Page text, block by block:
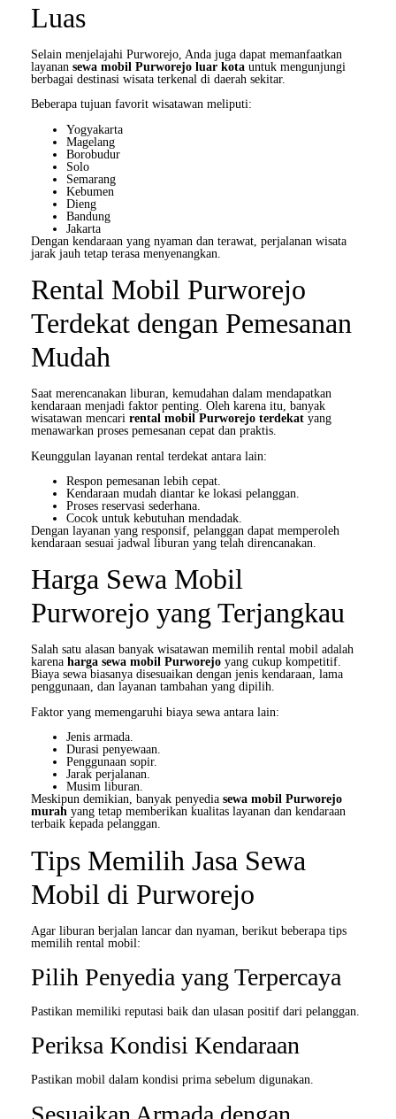
Luas
Selain menjelajahi Purworejo, Anda juga dapat memanfaatkan
layanan sewa mobil Purworejo luar kota untuk mengunjungi
berbagai destinasi wisata terkenal di daerah sekitar.
Beberapa tujuan favorit wisatawan meliputi:
Yogyakarta
Magelang
Borobudur
Solo
Semarang
Kebumen
Dieng
Bandung
Jakarta
Dengan kendaraan yang nyaman dan terawat, perjalanan wisata
jarak jauh tetap terasa menyenangkan.
Rental Mobil Purworejo
Terdekat dengan Pemesanan
Mudah
Saat merencanakan liburan, kemudahan dalam mendapatkan
kendaraan menjadi faktor penting. Oleh karena itu, banyak
wisatawan mencari rental mobil Purworejo terdekat yang
menawarkan proses pemesanan cepat dan praktis.
Keunggulan layanan rental terdekat antara lain:
Respon pemesanan lebih cepat.
Kendaraan mudah diantar ke lokasi pelanggan.
Proses reservasi sederhana.
Cocok untuk kebutuhan mendadak.
Dengan layanan yang responsif, pelanggan dapat memperoleh
kendaraan sesuai jadwal liburan yang telah direncanakan.
Harga Sewa Mobil
Purworejo yang Terjangkau
Salah satu alasan banyak wisatawan memilih rental mobil adalah
karena harga sewa mobil Purworejo yang cukup kompetitif.
Biaya sewa biasanya disesuaikan dengan jenis kendaraan, lama
penggunaan, dan layanan tambahan yang dipilih.
Faktor yang memengaruhi biaya sewa antara lain:
Jenis armada.
Durasi penyewaan.
Penggunaan sopir.
Jarak perjalanan.
Musim liburan.
Meskipun demikian, banyak penyedia sewa mobil Purworejo
murah yang tetap memberikan kualitas layanan dan kendaraan
terbaik kepada pelanggan.
Tips Memilih Jasa Sewa
Mobil di Purworejo
Agar liburan berjalan lancar dan nyaman, berikut beberapa tips
memilih rental mobil:
Pilih Penyedia yang Terpercaya
Pastikan memiliki reputasi baik dan ulasan positif dari pelanggan.
Periksa Kondisi Kendaraan
Pastikan mobil dalam kondisi prima sebelum digunakan.